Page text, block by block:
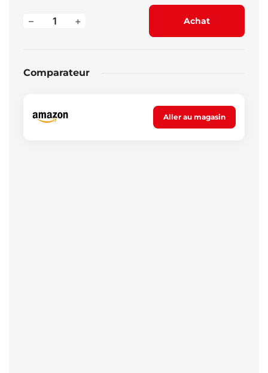
+
– Achat
Comparateur
Aller au magasin